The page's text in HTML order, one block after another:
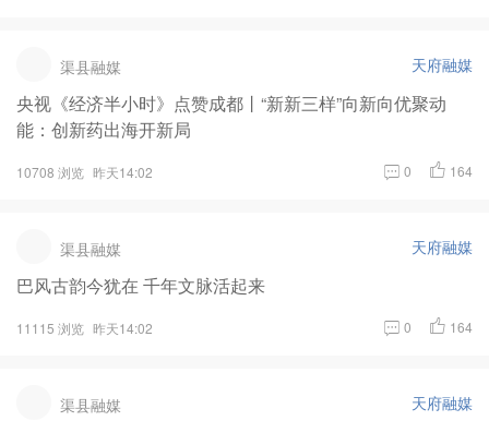
渠县融媒 天府融媒
央视《经济半小时》点赞成都丨“新新三样”向新向优聚动
能：创新药出海开新局
10708 浏览 昨天14:02 0 164
渠县融媒 天府融媒
巴风古韵今犹在 千年文脉活起来
11115 浏览 昨天14:02 0 164
渠县融媒 天府融媒